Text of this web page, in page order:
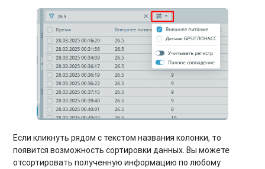
Если кликнуть рядом с текстом названия колонки, то
появится возможность сортировки данных. Вы можете
отсортировать полученную информацию по любому